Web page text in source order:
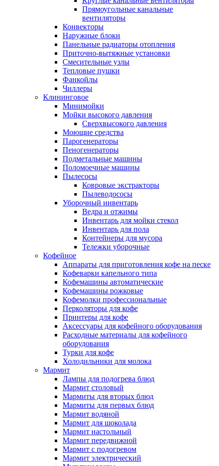
Прямоугольные канальные
вентиляторы
Конвекторы
Наружные блоки
Панельные радиаторы отопления
Приточно-вытяжные установки
Смесительные узлы
Тепловые пушки
Фанкойлы
Чиллеры
Клининговое
Минимойки
Мойки высокого давления
Сверхвысокого давления
Моющие средства
Парогенераторы
Пеногенераторы
Подметальные машины
Поломоечные машины
Пылесосы
Ковровые экстракторы
Пылеводососы
Уборочный инвентарь
Ведра и отжимы
Инвентарь для мойки стекол
Инвентарь для пола
Контейнеры для мусора
Тележки уборочные
Кофейное
Аппараты для приготовления кофе на песке
Кофеварки капельного типа
Кофемашины автоматические
Кофемашины рожковые
Кофемолки профессиональные
Перколяторы для кофе
Принтеры для кофе
Аксессуары для кофейного оборудования
Расходные материалы для кофейного
оборудования
Турки для кофе
Холодильники для молока
Мармит
Лампы для подогрева блюд
Мармит столовый
Мармиты для вторых блюд
Мармиты для первых блюд
Мармит водяной
Мармит для шоколада
Мармит настольный
Мармит передвижной
Мармит с подогревом
Мармит электрический